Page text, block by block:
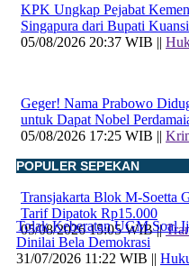
KPK Ungkap Pejabat
Singapura dari Bupati
05/08/2026 20:37 WIB ||
Geger! Nama Prabowo
untuk Dapat Nobel
05/08/2026 17:25 WIB ||
Transjakarta Blok M-Soetta
Tarif Dipatok Rp15.000
05/08/2026 15:05 WIB ||
POPULER SEPEKAN
Tolak Keberatan UGM Soal
Dinilai Bela Demokrasi
31/07/2026 11:22 WIB ||